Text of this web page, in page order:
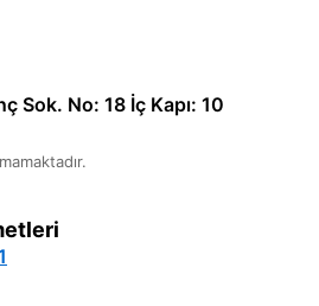
Sok. No: 18 İç Kapı: 10